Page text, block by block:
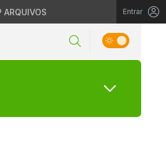
ARQUIVOS Entrar